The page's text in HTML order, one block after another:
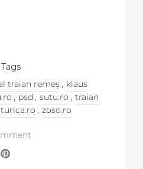
Tags
traian remeș , klaus
, psd , sutu.ro , traian
, zoso.ro